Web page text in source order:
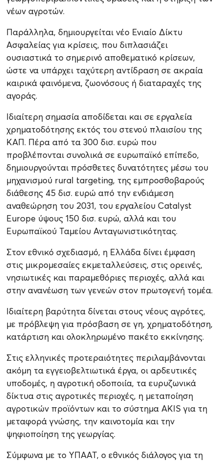
νέων αγροτών.
Παράλληλα, δημιουργείται νέο Ενιαίο Δίκτυ
Ασφαλείας για κρίσεις, που διπλασιάζει
ουσιαστικά το σημερινό αποθεματικό κρίσεων,
ώστε να υπάρχει ταχύτερη αντίδραση σε ακραία
καιρικά φαινόμενα, ζωονόσους ή διαταραχές της
αγοράς.
Ιδιαίτερη σημασία αποδίδεται και σε εργαλεία
χρηματοδότησης εκτός του στενού πλαισίου της
ΚΑΠ. Πέρα από τα 300 δισ. ευρώ που
προβλέπονται συνολικά σε ευρωπαϊκό επίπεδο,
δημιουργούνται πρόσθετες δυνατότητες μέσω του
μηχανισμού rural targeting, της εμπροσθοβαρούς
διάθεσης 45 δισ. ευρώ από την ενδιάμεση
αναθεώρηση του 2031, του εργαλείου Catalyst
Europe ύψους 150 δισ. ευρώ, αλλά και του
Ευρωπαϊκού Ταμείου Ανταγωνιστικότητας.
Στον εθνικό σχεδιασμό, η Ελλάδα δίνει έμφαση
στις μικρομεσαίες εκμεταλλεύσεις, στις ορεινές,
νησιωτικές και παραμεθόριες περιοχές, αλλά και
στην ανανέωση των γενεών στον πρωτογενή τομέα.
Ιδιαίτερη βαρύτητα δίνεται στους νέους αγρότες,
με πρόβλεψη για πρόσβαση σε γη, χρηματοδότηση,
κατάρτιση και ολοκληρωμένο πακέτο εκκίνησης.
Στις ελληνικές προτεραιότητες περιλαμβάνονται
ακόμη τα εγγειοβελτιωτικά έργα, οι αρδευτικές
υποδομές, η αγροτική οδοποιία, τα ευρυζωνικά
δίκτυα στις αγροτικές περιοχές, η μεταποίηση
αγροτικών προϊόντων και το σύστημα AKIS για τη
μεταφορά γνώσης, την καινοτομία και την
ψηφιοποίηση της γεωργίας.
Σύμφωνα με το ΥΠΑΑΤ, ο εθνικός διάλογος για τη